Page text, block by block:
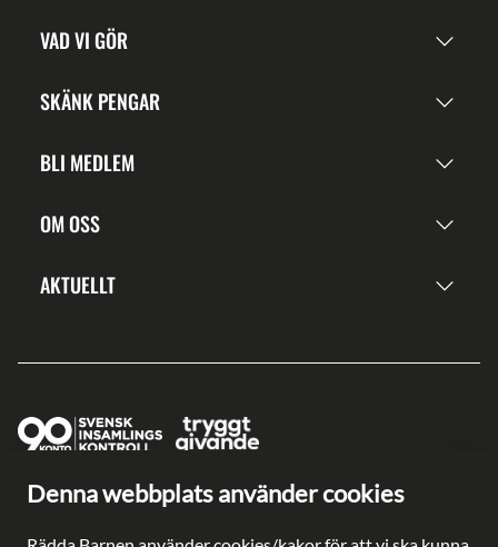
Denna webbplats använder cookies
VAD VI GÖR
SKÄNK PENGAR
BLI MEDLEM
OM OSS
AKTUELLT
Ge en gåva direkt